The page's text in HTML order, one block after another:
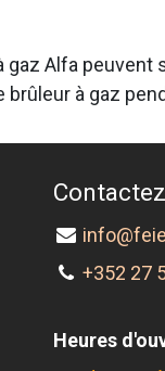
Alfa
à gaz
+352 27
Heures